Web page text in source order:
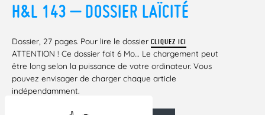
H&L 143 – DOSSIER LAÏCITÉ
Dossier, 27 pages. Pour lire le dossier CLIQUEZ ICI
ATTENTION ! Ce dossier fait 6 Mo… Le chargement peut
être long selon la puissance de votre ordinateur. Vous
pouvez envisager de charger chaque article
indépendamment.